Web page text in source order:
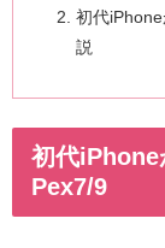
初代
説
初代iPhone
Pex7/9